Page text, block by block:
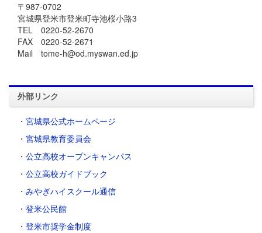
〒987-0702
宮城県登米市登米町寺池桜小路3
TEL 0220-52-2670
FAX 0220-52-2671
Mail tome-h@od.myswan.ed.jp
外部リンク
・ 宮城県公式ホームページ
・ 宮城県教育委員会
・ 公立高校オープンキャンパス
・ 公立高校ガイドブック
・ みやぎハイスクール通信
・ 登米公民館
・ 登米市奨学金制度